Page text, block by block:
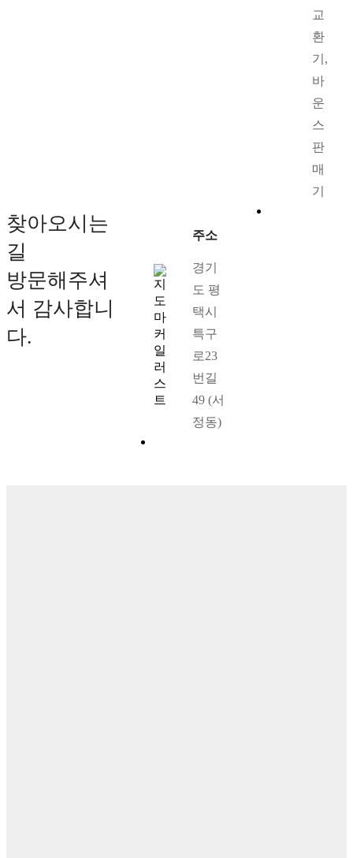
교
환
기,
바
운
스
판
매
기
찾아오시는
길
방문해주셔
서 감사합니
다.
주소
경기
도 평
택시
특구
로23
번길
49 (서
정동)